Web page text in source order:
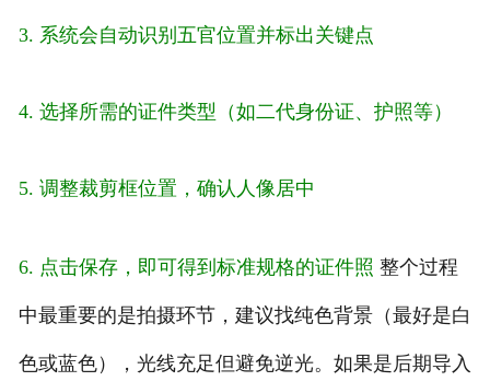
3. 系统会自动识别五官位置并标出关键点
4. 选择所需的证件类型（如二代身份证、护照等）
5. 调整裁剪框位置，确认人像居中
6. 点击保存，即可得到标准规格的证件照 整个过程
中最重要的是拍摄环节，建议找纯色背景（最好是白
色或蓝色），光线充足但避免逆光。如果是后期导入